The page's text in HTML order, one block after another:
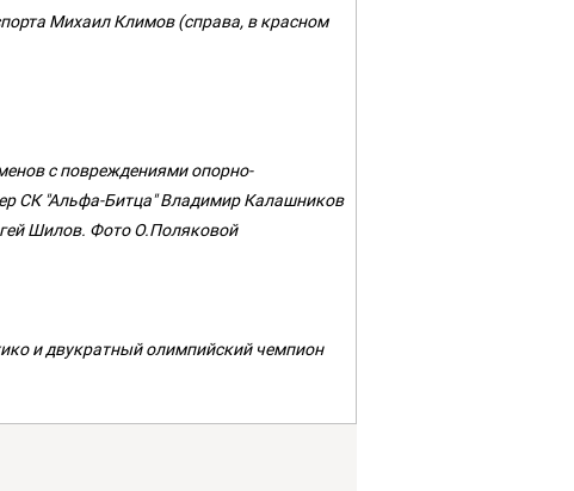
Михаил Климов (справа, в красном
с повреждениями опорно-
СК "Альфа-Битца" Владимир Калашников
Шилов. Фото О.Поляковой
и двукратный олимпийский чемпион